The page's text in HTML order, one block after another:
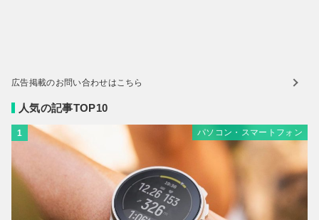
広告掲載のお問い合わせはこちら
人気の記事TOP10
1 パソコン・スマートフォン